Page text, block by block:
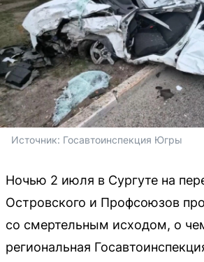
Источник: Госавтоинспекция Югры
Ночью 2 июля в Сургуте на
Островского и Профсоюзов
со смертельным исходом, о
региональная